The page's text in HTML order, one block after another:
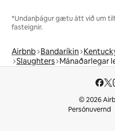
*Undanþágur gætu átt við um
fasteignir.
Airbnb Bandaríkin
Slaughters Mánaðarlegar
© 2026
Persónuvernd